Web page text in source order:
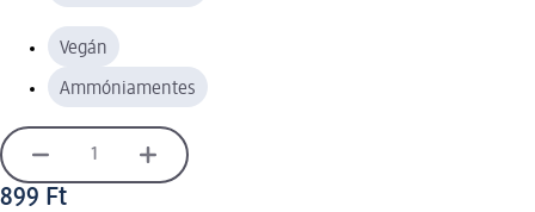
Vegán
Ammóniamentes
899 Ft